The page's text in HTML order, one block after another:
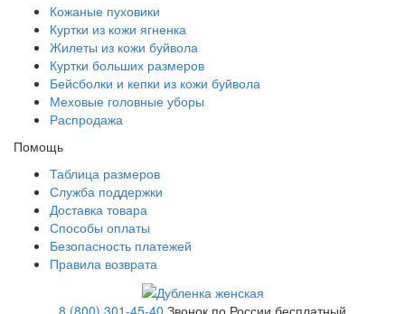
Кожаные пуховики
Куртки из кожи ягненка
Жилеты из кожи буйвола
Куртки больших размеров
Бейсболки и кепки из кожи буйвола
Меховые головные уборы
Распродажа
Помощь
Таблица размеров
Служба поддержки
Доставка товара
Способы оплаты
Безопасность платежей
Правила возврата
8 (800) 301-45-40 Звонок по России бесплатный